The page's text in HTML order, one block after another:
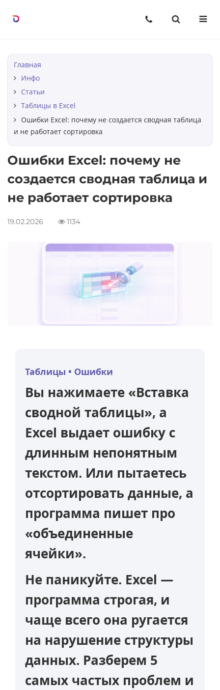
Excel с уверенностью, шаг за
Мини-курсы по Excel
О компании
Вопрос-ответ
Строки в Excel
Столбцы в Excel
Ячейки в Excel
Таблицы в Excel
BI-инструменты: от данных к
Excel без границ
Excel с уверенностью:
Главная
Инфо
Статьи
Таблицы в Excel
Ошибки Excel: почему не создается сводная таблица
и не работает сортировка
Ошибки Excel: почему не
создается сводная таблица и
не работает сортировка
19.02.2026 1134
Таблицы • Ошибки
Вы нажимаете «Вставка
сводной таблицы», а
Excel выдает ошибку с
длинным непонятным
текстом. Или пытаетесь
отсортировать данные, а
программа пишет про
«объединенные
ячейки».
Не паникуйте. Excel —
программа строгая, и
чаще всего она ругается
на нарушение структуры
данных. Разберем 5
самых частых проблем и